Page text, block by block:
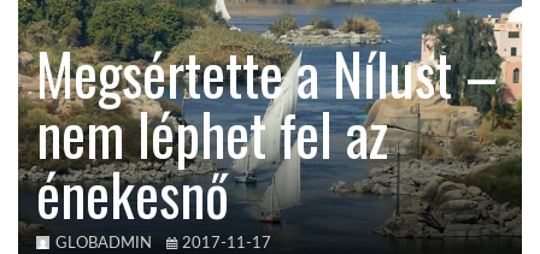
KÖZEL-KELET
AUSZTRÁLIA
A VILÁG ITTHON
Megsértette a Nílust –
nem léphet fel az
énekesnő
GLOBADMIN 2017-11-17